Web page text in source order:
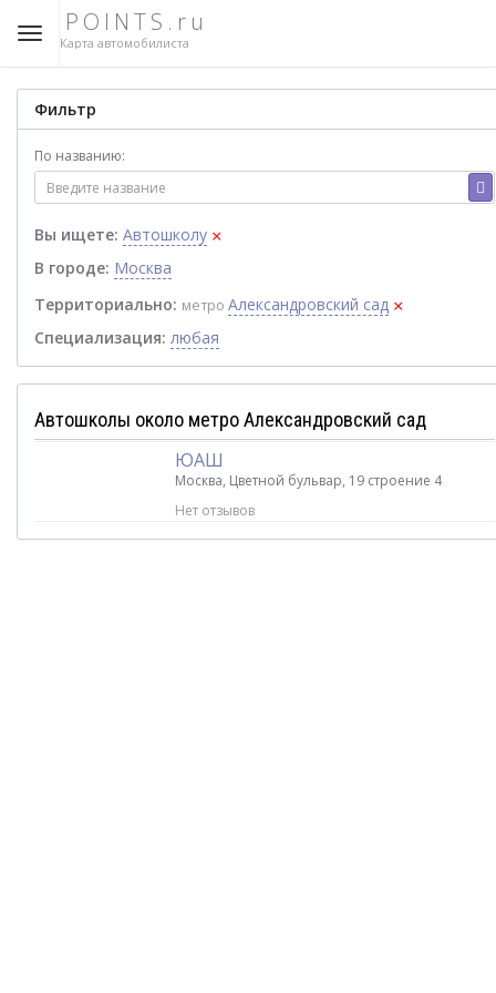
POINTS.ru
Карта автомобилиста
Фильтр
По названию:
Вы ищете: Автошколу ×
В городе: Москва
Территориально: метро Александровский сад ×
Специализация: любая
Автошколы около метро Александровский сад
ЮАШ
Москва, Цветной бульвар, 19 строение 4
Нет отзывов